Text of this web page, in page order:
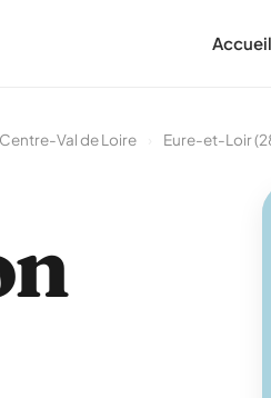
Accueil
Centre-Val de Loire Eure-et-Loir